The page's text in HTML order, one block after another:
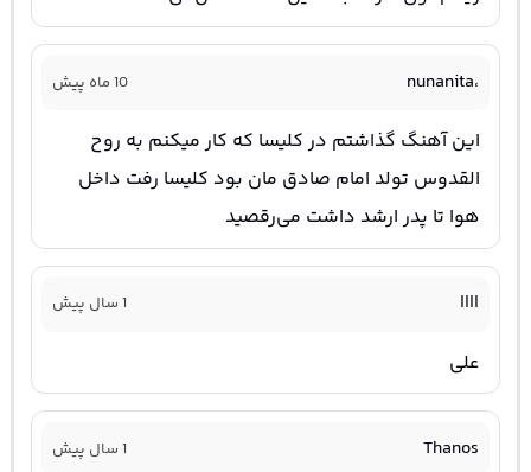
‌،nunanita 10 ماه پیش
این آهنگ گذاشتم در کلیسا که کار میکنم به روح
القدوس تولد امام صادق مان بود کلیسا رفت داخل
هوا تا پدر ارشد داشت می‌رقصید
اااا 1 سال پیش
علی
Thanos 1 سال پیش